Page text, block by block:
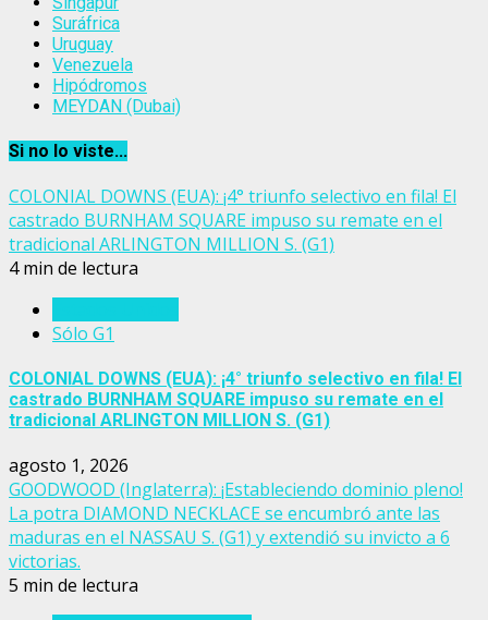
Suráfrica
Uruguay
Venezuela
Hipódromos
MEYDAN (Dubai)
Si no lo viste...
COLONIAL DOWNS (EUA): ¡4° triunfo selectivo en fila! El
castrado BURNHAM SQUARE impuso su remate en el
tradicional ARLINGTON MILLION S. (G1)
4 min de lectura
Sólo G1
COLONIAL DOWNS (EUA): ¡4° triunfo selectivo en fila! El
castrado BURNHAM SQUARE impuso su remate en el
tradicional ARLINGTON MILLION S. (G1)
agosto 1, 2026
GOODWOOD (Inglaterra): ¡Estableciendo dominio pleno!
La potra DIAMOND NECKLACE se encumbró ante las
maduras en el NASSAU S. (G1) y extendió su invicto a 6
victorias.
5 min de lectura